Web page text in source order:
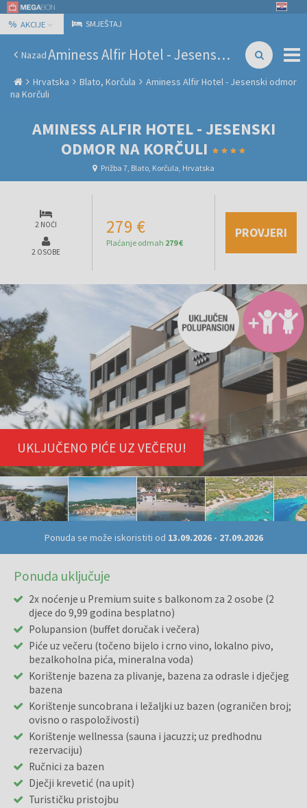
% AKCIJE SMJEŠTAJ
Nazad Aminess Alfir Hotel - Jesenski odmor na Korčuli
Hrvatska Blato, Korčula
Aminess Alfir Hotel - Jesenski odmor
na Korčuli
AMINESS ALFIR HOTEL - JESENSKI
ODMOR NA KORČULI
Prižba 7, Blato, Korčula, Hrvatska
2 NOĆI
2 OSOBE
279 €
Plaćanje odmah 279 €
PROVJERI
UKLJUČENO PIĆE UZ VEČERU!
Ponuda se može iskoristiti od 13.09.2026- 27.09.2026
Ponuda uključuje
2x noćenje u Premium suite s balkonom za 2 osobe (2
djece do 9,99 godina besplatno)
Polupansion (buffet doručak i večera)
Piće uz večeru (točeno bijelo i crno vino, lokalno pivo,
bezalkoholna pića, mineralna voda)
Korištenje bazena za plivanje, bazena za odrasle i dječjeg
bazena
Korištenje suncobrana i ležaljki uz bazen (ograničen broj;
ovisno o raspoloživosti)
Korištenje wellnessa (sauna i jacuzzi; uz predhodnu
rezervaciju)
Ručnici za bazen
Dječji krevetić (na upit)
Turističku pristojbu